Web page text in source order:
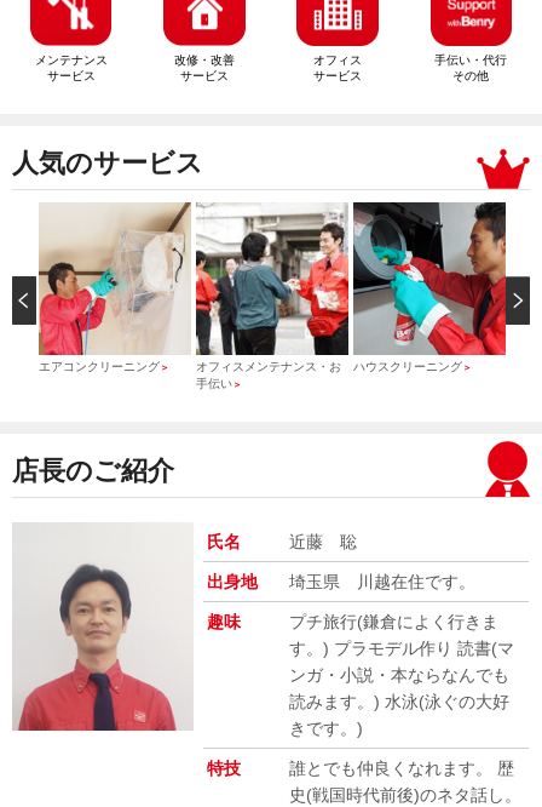
メンテナンス
サービス
改修・改善
サービス
オフィス
サービス
手伝い・代行
その他
人気のサービス
エアコンクリーニング ＞
オフィスメンテナンス・お
手伝い ＞
ハウスクリーニング ＞
店長のご紹介
氏名 近藤 聡
出身地 埼玉県 川越在住です。
趣味
プチ旅行(鎌倉によく行きま
す。) プラモデル作り 読書(マ
ンガ・小説・本ならなんでも
読みます。) 水泳(泳ぐの大好
きです。)
特技
誰とでも仲良くなれます。 歴
史(戦国時代前後)のネタ話し。